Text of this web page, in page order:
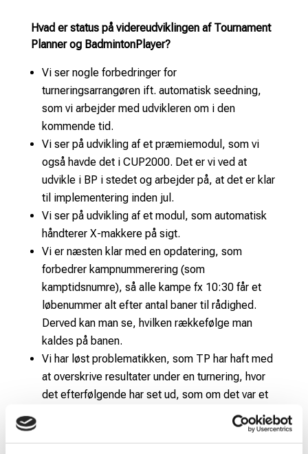
Hvad er status på videreudviklingen af Tournament
Planner og BadmintonPlayer?
Vi ser nogle forbedringer for
turneringsarrangøren ift. automatisk seedning,
som vi arbejder med udvikleren om i den
kommende tid.
Vi ser på udvikling af et præmiemodul, som vi
også havde det i CUP2000. Det er vi ved at
udvikle i BP i stedet og arbejder på, at det er klar
til implementering inden jul.
Vi ser på udvikling af et modul, som automatisk
håndterer X-makkere på sigt.
Vi er næsten klar med en opdatering, som
forbedrer kampnummerering (som
kamptidsnumre), så alle kampe fx 10:30 får et
løbenummer alt efter antal baner til rådighed.
Derved kan man se, hvilken rækkefølge man
kaldes på banen.
Vi har løst problematikken, som TP har haft med
at overskrive resultater under en turnering, hvor
det efterfølgende har set ud, som om det var et
BP-problem, da der således manglede resultater
fra en række kampe. Særligt ved en arrangør, der
bruger flere haller.